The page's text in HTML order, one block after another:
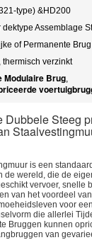
type) &HD200
dektype Assemblage
of Permanente
thermisch verzinkt
Modulaire Brug,
Dubbele Steeg
is een
de wereld, die de
vervoer, snelle
van het voordeel
voor
die allerlei
Bruggen kunnen
van